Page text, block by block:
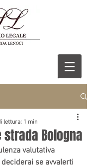
Bologna
lettura: 1 min
valutativa
se avvalerti